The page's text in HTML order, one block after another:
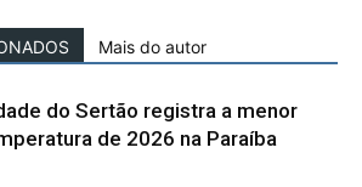
Mais do autor
do Sertão registra a menor
de 2026 na Paraíba